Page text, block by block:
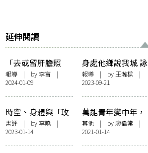
延伸閱讀
「去或留肝膽照
應」——廖偉棠
《詩的隱遁術：香
港中青年詩的新
變》講座紀要
報導 | by 李盲 |
2024-01-09
身處他鄉說我城 詠
唱香港失散史——
廖偉棠、黃衍仁主
創詩劇《說吧，香
港》台北重演
報導| by 王瀚樑 |
2023-09-21
時空、身體與「玫
瑰小史」——廖偉
棠《深夜讀罷一本
虛構的宇宙史》細
書評 | by 李曉 |
2023-01-14
萬能青年變中年，
熱銷背後的冷 ——
評萬能青年旅店
《冀西南林路行》
其他| by廖偉棠|
2021-01-14